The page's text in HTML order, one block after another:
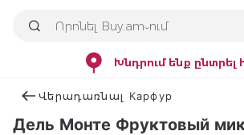
Խնդրում ենք ընտրել
Վերադառնալ Карфур
Дель Монте Фруктовый